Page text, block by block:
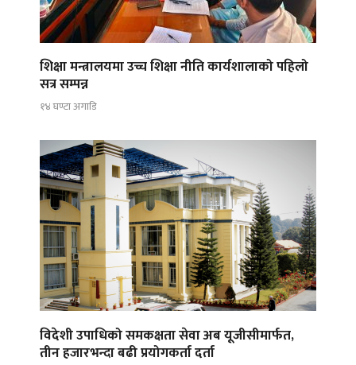
शिक्षा मन्त्रालयमा उच्च शिक्षा नीति कार्यशालाको पहिलो
सत्र सम्पन्न
१४ घण्टा अगाडि
विदेशी उपाधिको समकक्षता सेवा अब यूजीसीमार्फत,
तीन हजारभन्दा बढी प्रयोगकर्ता दर्ता